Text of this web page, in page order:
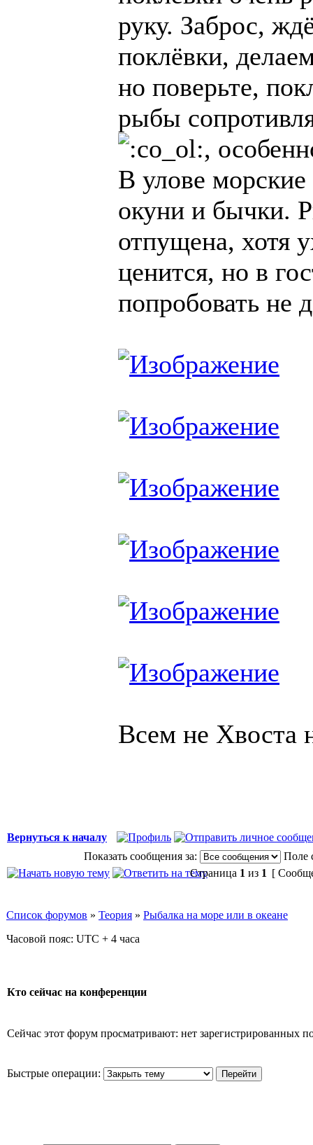
руку. Заброс,
поклёвки,
но поверьте,
рыбы
,
В улове
окуни и бычки.
отпущена, хотя
ценится, но в
попробовать не
Всем не Хвоста
Вернуться к началу
Показать сообщения за:
Поле
Страница 1 из 1 [
Список форумов » Теория » Рыбалка на море или в океане
Часовой пояс: UTC + 4 часа
Кто сейчас на конференции
Сейчас этот форум просматривают: нет зарегистрированных
Быстрые операции: